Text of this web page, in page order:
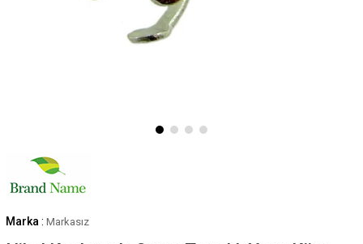
Marka : Markasız